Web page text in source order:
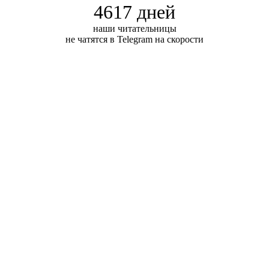
4617 дней
наши читательницы
не чатятся в Telegram на скорости